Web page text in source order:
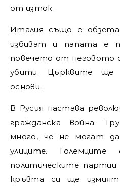
от изток.
Италия също е
избиват и папата е
повечето от неговото
убити. Църквите
основи.
В Русия настава
гражданска война.
много, че не могат
улиците.
политическите
кръвта си ще измият